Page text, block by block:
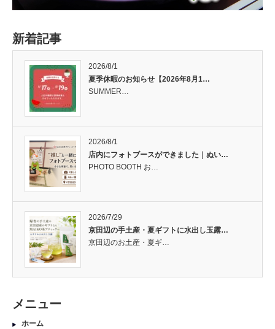
新着記事
2026/8/1
夏季休暇のお知らせ【2026年8月1…
SUMMER…
2026/8/1
店内にフォトブースができました｜ぬい…
PHOTO BOOTH お…
2026/7/29
京田辺の手土産・夏ギフトに水出し玉露…
京田辺のお土産・夏ギ…
メニュー
ホーム